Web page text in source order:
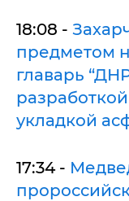
18:08 -
предметом
главарь
укладкой
17:34 -